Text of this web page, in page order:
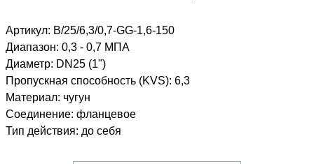
Артикул: B/25/6,3/0,7-GG-1,6-150
Диапазон: 0,3 - 0,7 МПА
Диаметр: DN25 (1")
Пропускная способность (KVS): 6,3
Материал: чугун
Соединение: фланцевое
Тип действия: до себя